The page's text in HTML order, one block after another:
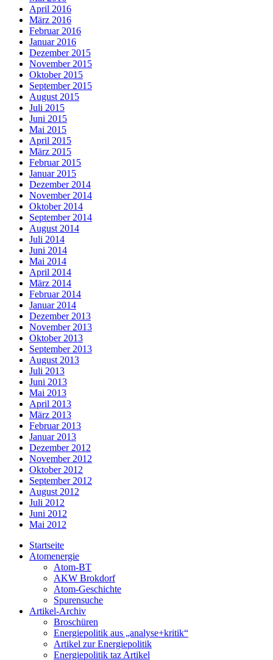
April 2016
März 2016
Februar 2016
Januar 2016
Dezember 2015
November 2015
Oktober 2015
September 2015
August 2015
Juli 2015
Juni 2015
Mai 2015
April 2015
März 2015
Februar 2015
Januar 2015
Dezember 2014
November 2014
Oktober 2014
September 2014
August 2014
Juli 2014
Juni 2014
Mai 2014
April 2014
März 2014
Februar 2014
Januar 2014
Dezember 2013
November 2013
Oktober 2013
September 2013
August 2013
Juli 2013
Juni 2013
Mai 2013
April 2013
März 2013
Februar 2013
Januar 2013
Dezember 2012
November 2012
Oktober 2012
September 2012
August 2012
Juli 2012
Juni 2012
Mai 2012
Startseite
Atomenergie
Atom-BT
AKW Brokdorf
Atom-Geschichte
Spurensuche
Artikel-Archiv
Broschüren
Energiepolitik aus „analyse+kritik“
Artikel zur Energiepolitik
Energiepolitik taz Artikel